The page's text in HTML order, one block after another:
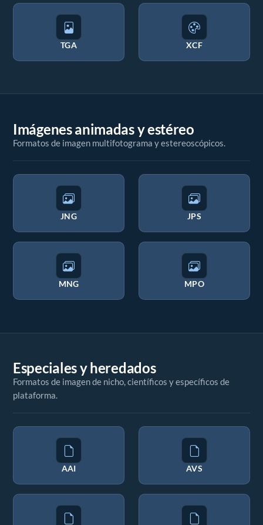
TGA XCF
Imágenes animadas y estéreo
Formatos de imagen multifotograma y estereoscópicos.
JNG JPS
MNG MPO
Especiales y heredados
Formatos de imagen de nicho, científicos y específicos de
plataforma.
AAI AVS